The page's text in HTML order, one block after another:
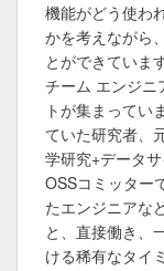
機能がどう使わ
かを考えながら
とができていま
チーム エンジニ
トが集まってい
ていた研究者、
学研究+データ
OSSコミッター
たエンジニアな
と、直接働き、
ける稀有なタイ